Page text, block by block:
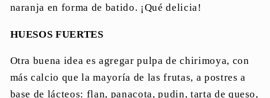
naranja en forma de batido. ¡Qué delicia!
HUESOS FUERTES
Otra buena idea es agregar pulpa de chirimoya, con
más calcio que la mayoría de las frutas, a postres a
base de lácteos: flan, panacota, pudin, tarta de queso,